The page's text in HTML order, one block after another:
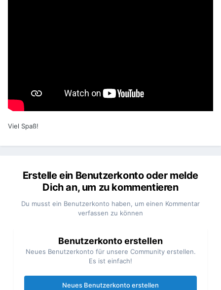
Viel Spaß!
Erstelle ein Benutzerkonto oder melde
Dich an, um zu kommentieren
Du musst ein Benutzerkonto haben, um einen Kommentar
verfassen zu können
Benutzerkonto erstellen
Neues Benutzerkonto für unsere Community erstellen.
Es ist einfach!
Neues Benutzerkonto erstellen